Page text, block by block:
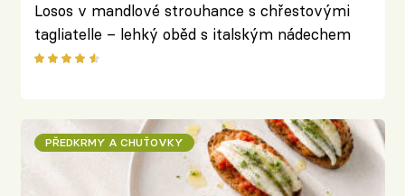
Losos v mandlové strouhance s chřestovými
tagliatelle – lehký oběd s italským nádechem
PŘEDKRMY A CHUŤOVKY